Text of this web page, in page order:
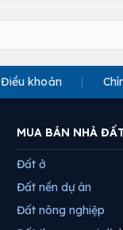
Điều khoản
MUA BÁN NHÀ
Đất ở
Đất nền dự án
Đất nông nghiệp